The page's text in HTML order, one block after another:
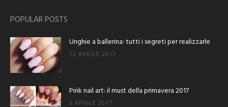
POPULAR POSTS
Unghie a ballerina: tutti i segreti per realizzarle
12 APRILE 2017
Pink nail art: il must della primavera 2017
3 APRILE 2017